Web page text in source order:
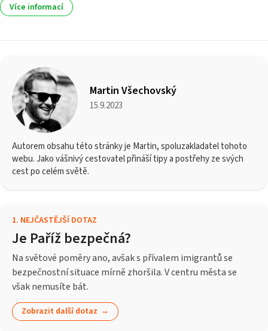
Více informací
Martin Všechovský
15.9.2023
Autorem obsahu této stránky je Martin, spoluzakladatel tohoto
webu. Jako vášnivý cestovatel přináší tipy a postřehy ze svých
cest po celém světě.
1. NEJČASTĚJŠÍ DOTAZ
Je Paříž bezpečná?
Na světové poměry ano, avšak s přívalem imigrantů se
bezpečnostní situace mírně zhoršila. V centru města se
však nemusíte bát.
Zobrazit další dotaz